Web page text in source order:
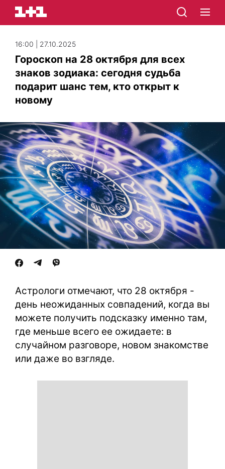
16:00 | 27.10.2025
Гороскоп на 28 октября для всех
знаков зодиака: сегодня судьба
подарит шанс тем, кто открыт к
новому
Астрологи отмечают, что 28 октября -
день неожиданных совпадений, когда вы
можете получить подсказку именно там,
где меньше всего ее ожидаете: в
случайном разговоре, новом знакомстве
или даже во взгляде.